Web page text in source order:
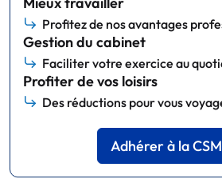
Profitez de nos avantages
Gestion du cabinet
Faciliter votre exercice au
Profiter de vos loisirs
Des réductions pour vous
Adhérer à la